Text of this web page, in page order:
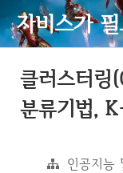
자비스가
클러스터링
분류기법,
인공지능